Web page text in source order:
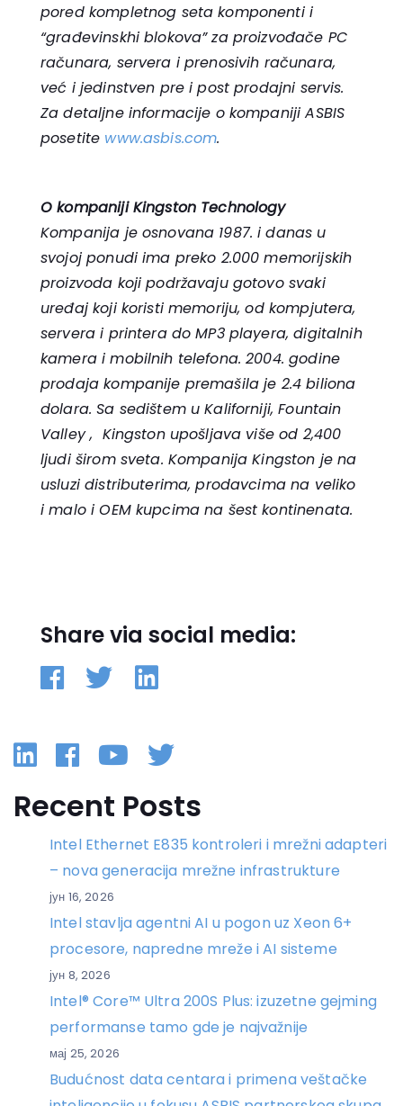
pored kompletnog seta komponenti i
“građevinskhi blokova” za proizvođače PC
računara, servera i prenosivih računara,
već i jedinstven pre i post prodajni servis.
Za detaljne informacije o kompaniji ASBIS
posetite www.asbis.com.
O kompaniji Kingston Technology
Kompanija je osnovana 1987. i danas u
svojoj ponudi ima preko 2.000 memorijskih
proizvoda koji podržavaju gotovo svaki
uređaj koji koristi memoriju, od kompjutera,
servera i printera do MP3 playera, digitalnih
kamera i mobilnih telefona. 2004. godine
prodaja kompanije premašila je 2.4 biliona
dolara. Sa sedištem u Kaliforniji, Fountain
Valley , Kingston upošljava više od 2,400
ljudi širom sveta. Kompanija Kingston je na
usluzi distributerima, prodavcima na veliko
i malo i OEM kupcima na šest kontinenata.
Share via social media:
Linkedin
Facebook
YouTube
Twitter
Recent Posts
Intel Ethernet E835 kontroleri i mrežni adapteri
– nova generacija mrežne infrastrukture
јун 16, 2026
Intel stavlja agentni AI u pogon uz Xeon 6+
procesore, napredne mreže i AI sisteme
јун 8, 2026
Intel® Core™ Ultra 200S Plus: izuzetne gejming
performanse tamo gde je najvažnije
мај 25, 2026
Budućnost data centara i primena veštačke